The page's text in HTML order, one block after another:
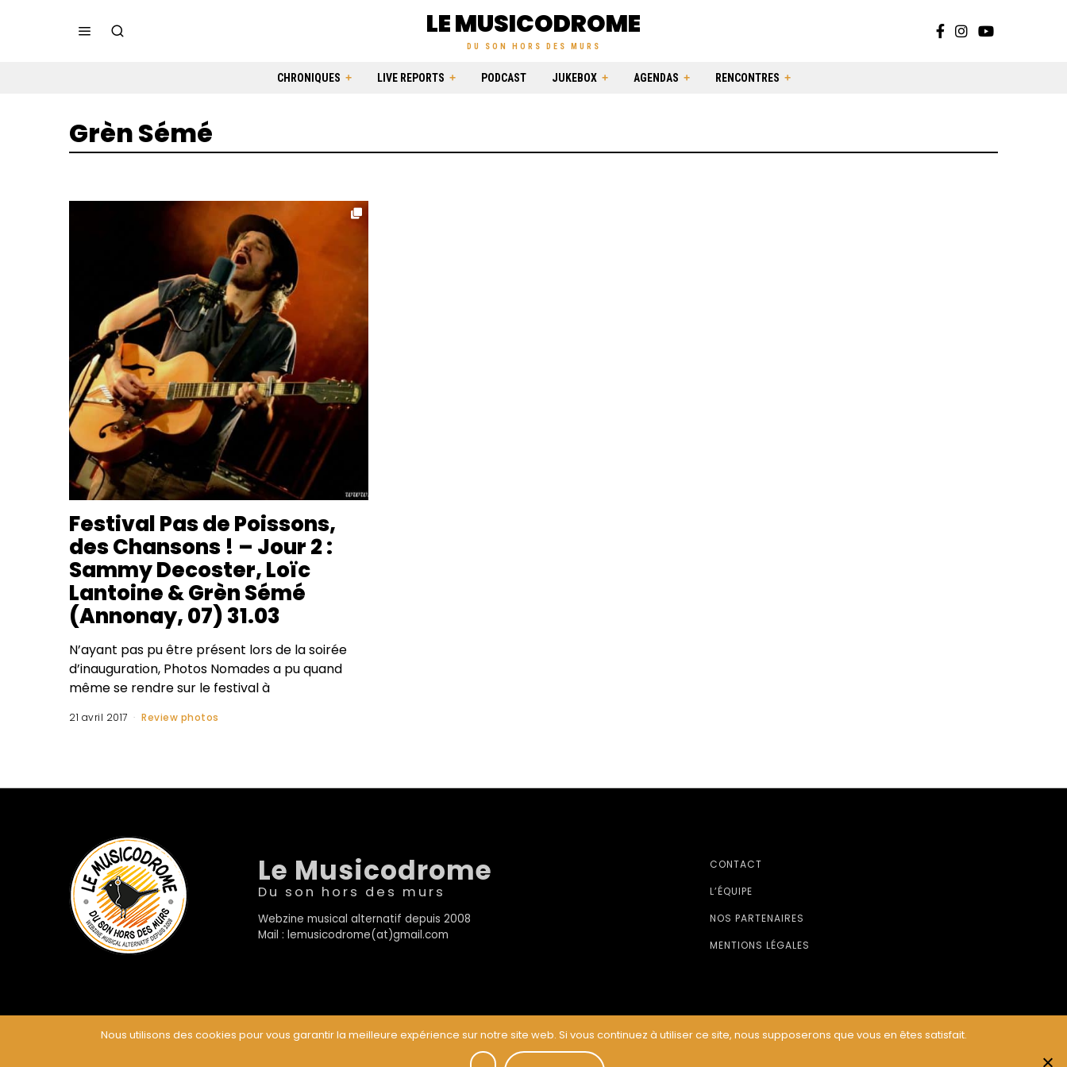
LE MUSICODROME
DU SON HORS DES MURS
CHRONIQUES LIVE REPORTS PODCAST JUKEBOX AGENDAS RENCONTRES
Grèn Sémé
Festival Pas de Poissons,
des Chansons ! – Jour 2 :
Sammy Decoster, Loïc
Lantoine & Grèn Sémé
(Annonay, 07) 31.03
N’ayant pas pu être présent lors de la soirée
d’inauguration, Photos Nomades a pu quand
même se rendre sur le festival à
21 avril 2017 Review photos
Le Musicodrome
Du son hors des murs
Webzine musical alternatif depuis 2008
Mail : lemusicodrome(at)gmail.com
CONTACT
L’ÉQUIPE
NOS PARTENAIRES
MENTIONS LÉGALES
Nous utilisons des cookies pour vous garantir la meilleure expérience sur notre site web. Si vous continuez à utiliser ce site, nous supposerons que vous en êtes satisfait.